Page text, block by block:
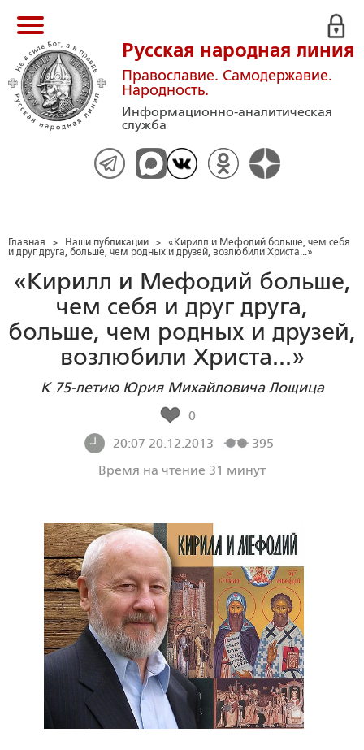
Русская народная линия
Православие. Самодержавие.
Народность.
Информационно-аналитическая
служба
Главная > Наши публикации > «Кирилл и Мефодий больше, чем себя
и друг друга, больше, чем родных и друзей, возлюбили Христа...»
«Кирилл и Мефодий больше,
чем себя и друг друга,
больше, чем родных и друзей,
возлюбили Христа...»
К 75-летию Юрия Михайловича Лощица
0
20:07 20.12.2013
395
Время на чтение 31 минут